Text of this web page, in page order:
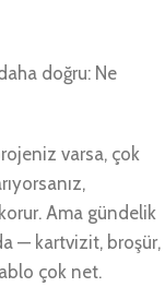
doğru: Ne
varsa, çok
Ama gündelik
— kartvizit, broşür,
çok net.